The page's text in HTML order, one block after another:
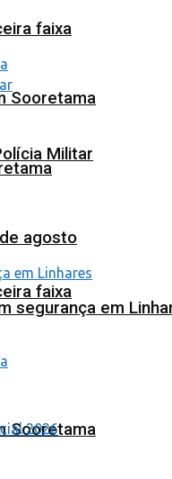
Militar
faixa
Sooretama
faixa
Sooretama
agosto
segurança em